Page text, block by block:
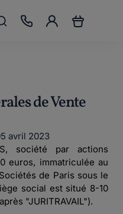
de Vente
avril 2023
société par actions
euros, immatriculée au
de Paris sous le
social est situé 8-10
"JURITRAVAIL").